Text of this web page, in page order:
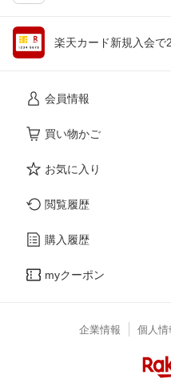
楽天カード新規入会で
会員情報
買い物かご
お気に入り
閲覧履歴
購入履歴
myクーポン
企業情報 個人情